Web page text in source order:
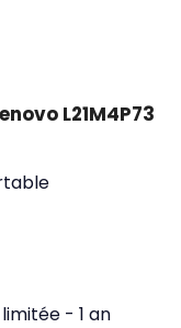
L21M4P73
- 1 an